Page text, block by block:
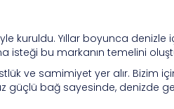
kuruldu. Yıllar boyunca denizle
isteği bu markanın temelini
ve samimiyetyer alır. Bizim
güçlü bağ sayesinde, denizde